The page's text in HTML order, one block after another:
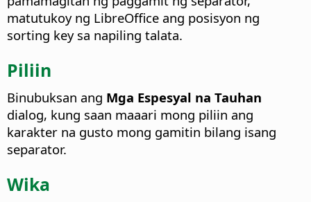
matutukoy ng LibreOffice ang posisyon ng
sorting key sa napiling talata.
Piliin
Binubuksan ang Mga Espesyal na Tauhan
dialog, kung saan maaari mong piliin ang
karakter na gusto mong gamitin bilang isang
separator.
Wika